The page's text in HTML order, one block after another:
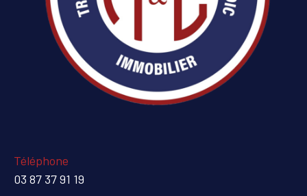
Téléphone
03 87 37 91 19